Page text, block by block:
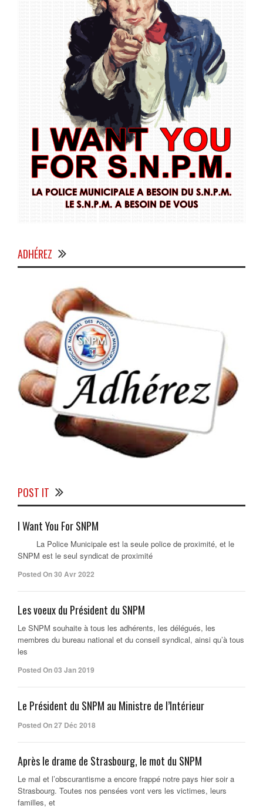
ADHÉREZ
POST IT
I Want You For SNPM
La Police Municipale est la seule police de proximité, et le
SNPM est le seul syndicat de proximité
Posted On 30 Avr 2022
Les voeux du Président du SNPM
Le SNPM souhaite à tous les adhérents, les délégués, les
membres du bureau national et du conseil syndical, ainsi qu’à tous
les
Posted On 03 Jan 2019
Le Président du SNPM au Ministre de l’Intérieur
Posted On 27 Déc 2018
Après le drame de Strasbourg, le mot du SNPM
Le mal et l’obscurantisme a encore frappé notre pays hier soir a
Strasbourg. Toutes nos pensées vont vers les victimes, leurs
familles, et